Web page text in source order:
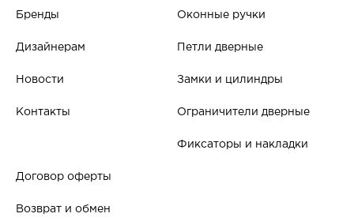
Бренды
Дизайнерам
Новости
Контакты
Оконные ручки
Петли дверные
Замки и цилиндры
Ограничители дверные
Фиксаторы и накладки
Договор оферты
Возврат и обмен